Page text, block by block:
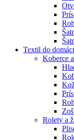
Textil do
Koberce
Rolety a